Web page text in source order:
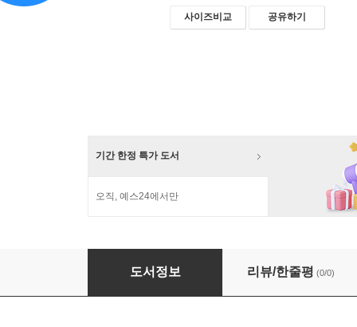
사이즈비교 공유하기
기간 한정 특가 도서
오직, 예스24에서만
광명진언 보탑 사경 Level 2
도서정보 리뷰/한줄평 (0/0)